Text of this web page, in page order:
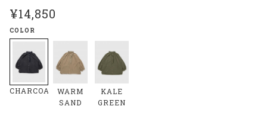
¥14,850
COLOR
CHARCOAL
WARM
SAND
KALE
GREEN